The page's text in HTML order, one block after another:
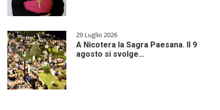
29 Luglio 2026
A Nicotera la Sagra Paesana. Il 9
agosto si svolge…